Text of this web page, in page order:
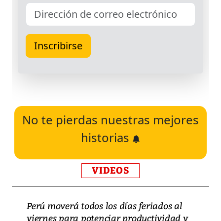
No te pierdas nuestras mejores
historias
VIDEOS
Perú moverá todos los días feriados al
viernes para potenciar productividad y